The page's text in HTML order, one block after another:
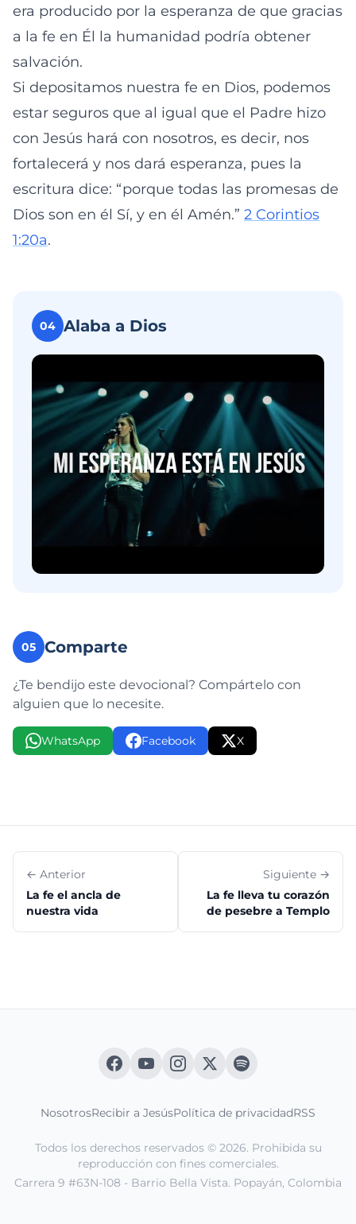
era producido por la esperanza de que gracias
a la fe en Él la humanidad podría obtener
salvación.
Si depositamos nuestra fe en Dios, podemos
estar seguros que al igual que el Padre hizo
con Jesús hará con nosotros, es decir, nos
fortalecerá y nos dará esperanza, pues la
escritura dice: “porque todas las promesas de
Dios son en él Sí, y en él Amén.” 2 Corintios
1:20a.
04 Alaba a Dios
05 Comparte
¿Te bendijo este devocional? Compártelo con
alguien que lo necesite.
WhatsApp Facebook X
← Anterior
La fe el ancla de
nuestra vida
Siguiente →
La fe lleva tu corazón
de pesebre a Templo
NosotrosRecibir a JesúsPolítica de privacidadRSS
Todos los derechos reservados © 2026. Prohibida su
reproducción con fines comerciales.
Carrera 9 #63N-108 - Barrio Bella Vista. Popayán, Colombia